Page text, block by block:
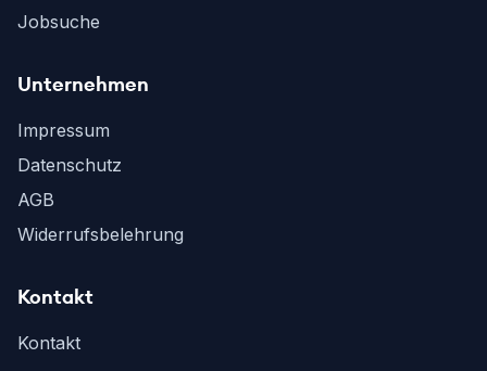
Jobsuche
Unternehmen
Impressum
Datenschutz
AGB
Widerrufsbelehrung
Kontakt
Kontakt